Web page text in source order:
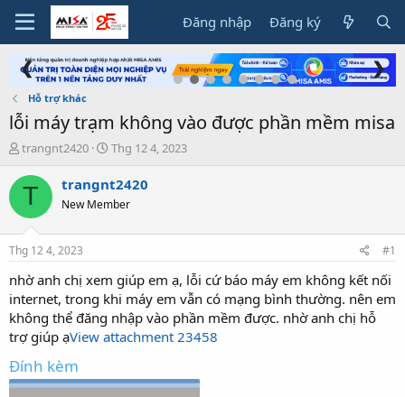
Đăng nhập Đăng ký
❮ ❯
Hỗ trợ khác
lỗi máy trạm không vào được phần mềm misa
T
r
a
s
t
a
r
t
e
r
trangnt2420
N
à
y
g
Thg 12 4, 2023
T trangnt2420
New Member
Thg 12 4, 2023 #1
nhờ anh chị xem giúp em ạ, lỗi cứ báo máy em không kết nối
internet, trong khi máy em vẫn có mạng bình thường. nên em
không thể đăng nhập vào phần mềm được. nhờ anh chị hỗ
trợ giúp ạView attachment 23458
Đính kèm